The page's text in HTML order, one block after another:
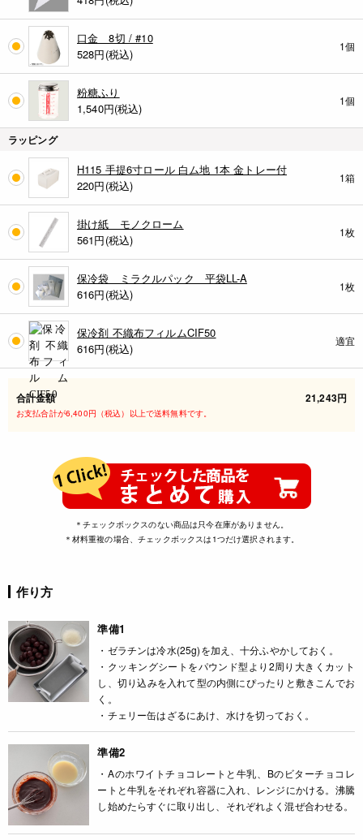
口金 8切 / #10
528円(税込)
1個
粉糖ふり
1,540円(税込)
1個
ラッピング
H115 手提6寸ロール 白ム地 1本 金トレー付
220円(税込)
1箱
掛け紙 モノクローム
561円(税込)
1枚
保冷袋 ミラクルパック 平袋LL-A
616円(税込)
1枚
保冷剤 不織布フィルムCIF50
616円(税込)
適宜
合計金額 21,243円
お支払合計が6,400円（税込）以上で送料無料です。
＊チェックボックスのない商品は只今在庫がありません。
＊材料重複の場合、チェックボックスは1つだけ選択されます。
作り方
準備1
・ゼラチンは冷水(25g)を加え、十分ふやかしておく。
・クッキングシートをパウンド型より2周り大きくカット
し、切り込みを入れて型の内側にぴったりと敷きこんでお
く。
・チェリー缶はざるにあけ、水けを切っておく。
準備2
・Aのホワイトチョコレートと牛乳、Bのビターチョコレ
ートと牛乳をそれぞれ容器に入れ、レンジにかける。沸騰
し始めたらすぐに取り出し、それぞれよく混ぜ合わせる。